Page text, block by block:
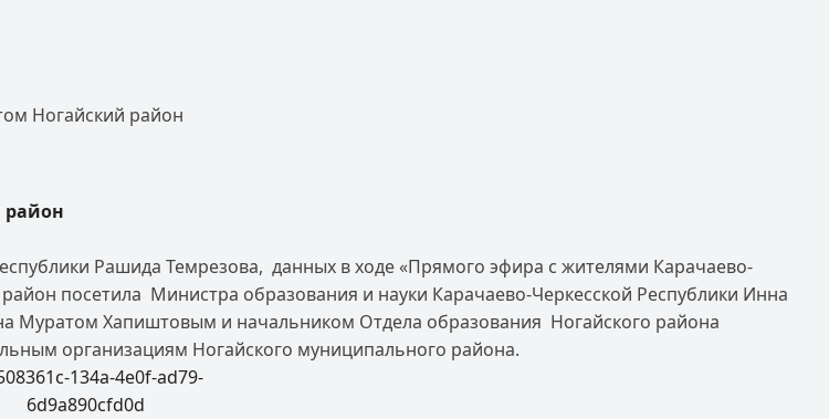
Ногайский район
район
Рашида Темрезова, данных в ходе «Прямого эфира с жителями Карачаево-
посетила Министра образования и науки Карачаево-Черкесской Республики Инна
Муратом Хапиштовым и начальником Отдела образования Ногайского района
организациям Ногайского муниципального района.